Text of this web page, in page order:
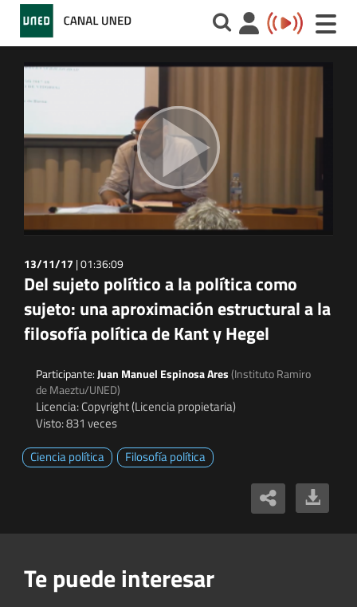
Toggle
13/11/17 |01:36:09
Del sujeto político a la política como
sujeto: una aproximación estructural a la
filosofía política de Kant y Hegel
Participante:Juan Manuel Espinosa Ares(Instituto Ramiro
de Maeztu/UNED)
Licencia: Copyright (Licencia propietaria)
Visto: 831 veces
Ciencia política
Filosofía política
Te puede interesar